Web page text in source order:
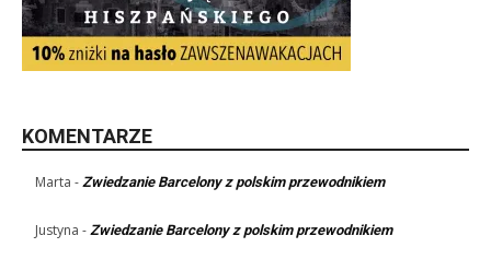
KOMENTARZE
Marta - Zwiedzanie Barcelony z polskim przewodnikiem
Justyna - Zwiedzanie Barcelony z polskim przewodnikiem